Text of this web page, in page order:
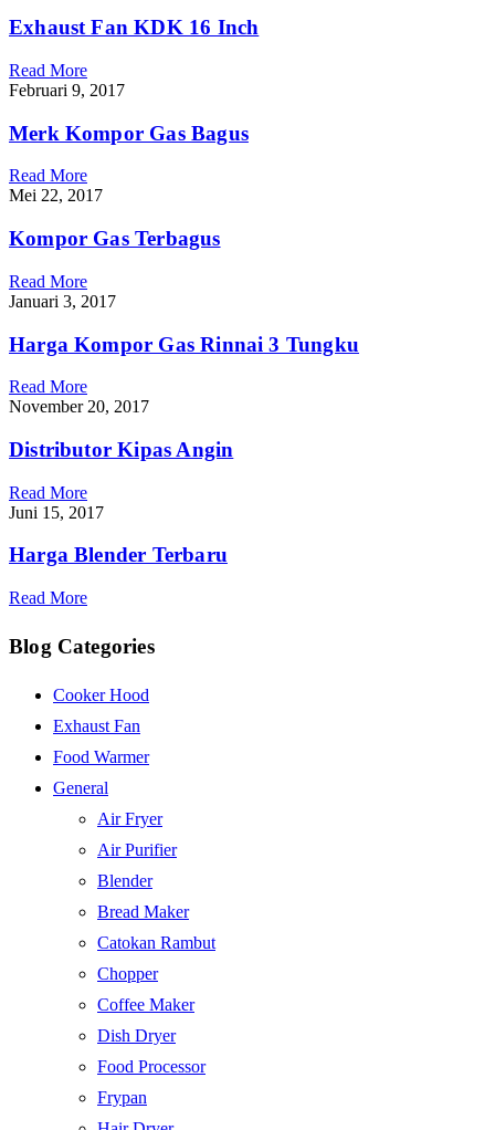
Exhaust Fan KDK 16 Inch
Read More
Februari 9, 2017
Merk Kompor Gas Bagus
Read More
Mei 22, 2017
Kompor Gas Terbagus
Read More
Januari 3, 2017
Harga Kompor Gas Rinnai 3 Tungku
Read More
November 20, 2017
Distributor Kipas Angin
Read More
Juni 15, 2017
Harga Blender Terbaru
Read More
Blog Categories
Cooker Hood
Exhaust Fan
Food Warmer
General
Air Fryer
Air Purifier
Blender
Bread Maker
Catokan Rambut
Chopper
Coffee Maker
Dish Dryer
Food Processor
Frypan